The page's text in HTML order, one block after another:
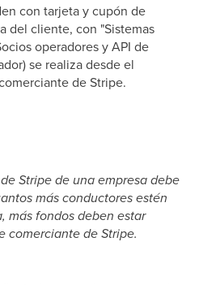
con tarjeta y cupón de
del cliente, con "Sistemas
operadores y API de
se realiza desde el
de Stripe.
Stripe de una empresa debe
más conductores estén
más fondos deben estar
comerciante de Stripe.